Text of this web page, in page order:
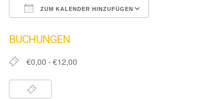
ZUM KALENDER HINZUFÜGEN
BUCHUNGEN
€0,00 - €12,00